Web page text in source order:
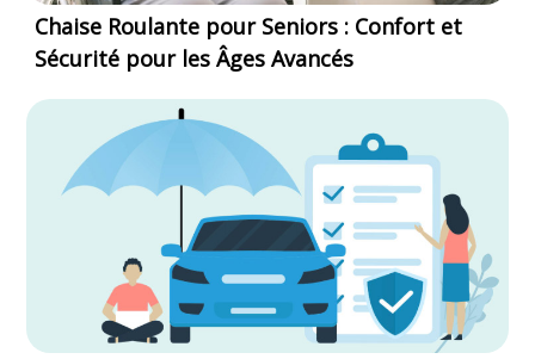
Chaise Roulante pour Seniors : Confort et
Sécurité pour les Âges Avancés